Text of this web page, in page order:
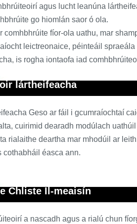
agus lucht leanúna
go hiomlán saor ó ola.
comhbhrúite fíor-ola uathu, mar
leictreonaice, péinteáil
is rogha iontaofa iad
lártheifeacha
Geso ar fáil i gcumraíochtaí
cuirimid dearadh modúlach
rialaithe deartha mar mhodúil ar
éasca ann.
Chliste Il-meaisín
a nascadh agus a rialú chun